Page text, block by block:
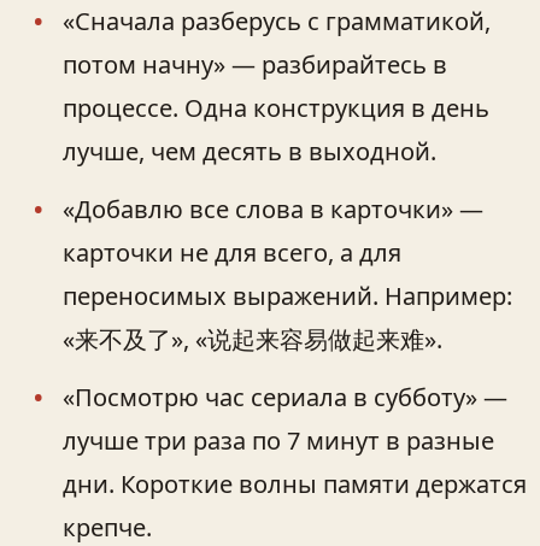
«Сначала разберусь с грамматикой,
потом начну» — разбирайтесь в
процессе. Одна конструкция в день
лучше, чем десять в выходной.
«Добавлю все слова в карточки» —
карточки не для всего, а для
переносимых выражений. Например:
«来不及了», «说起来容易做起来难».
«Посмотрю час сериала в субботу» —
лучше три раза по 7 минут в разные
дни. Короткие волны памяти держатся
крепче.